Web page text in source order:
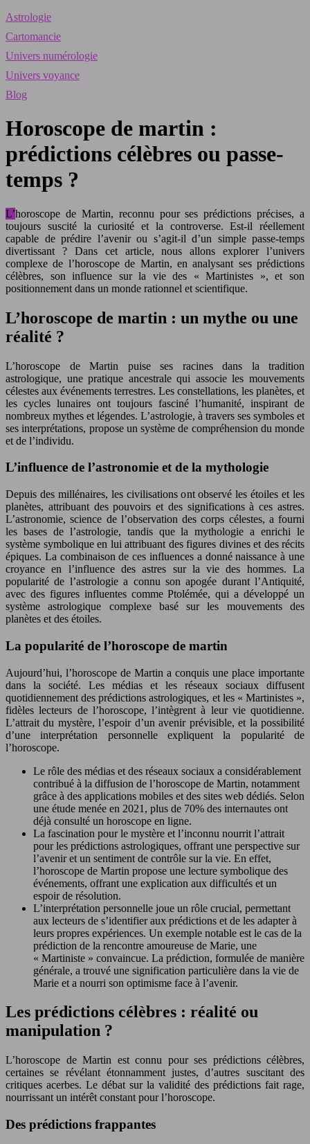
Astrologie
Cartomancie
Univers numérologie
Univers voyance
Blog
Horoscope de martin :
prédictions célèbres ou passe-
temps ?
L’horoscope de Martin, reconnu pour ses prédictions précises, a
toujours suscité la curiosité et la controverse. Est-il réellement
capable de prédire l’avenir ou s’agit-il d’un simple passe-temps
divertissant ? Dans cet article, nous allons explorer l’univers
complexe de l’horoscope de Martin, en analysant ses prédictions
célèbres, son influence sur la vie des « Martinistes », et son
positionnement dans un monde rationnel et scientifique.
L’horoscope de martin : un mythe ou une
réalité ?
L’horoscope de Martin puise ses racines dans la tradition
astrologique, une pratique ancestrale qui associe les mouvements
célestes aux événements terrestres. Les constellations, les planètes, et
les cycles lunaires ont toujours fasciné l’humanité, inspirant de
nombreux mythes et légendes. L’astrologie, à travers ses symboles et
ses interprétations, propose un système de compréhension du monde
et de l’individu.
L’influence de l’astronomie et de la mythologie
Depuis des millénaires, les civilisations ont observé les étoiles et les
planètes, attribuant des pouvoirs et des significations à ces astres.
L’astronomie, science de l’observation des corps célestes, a fourni
les bases de l’astrologie, tandis que la mythologie a enrichi le
système symbolique en lui attribuant des figures divines et des récits
épiques. La combinaison de ces influences a donné naissance à une
croyance en l’influence des astres sur la vie des hommes. La
popularité de l’astrologie a connu son apogée durant l’Antiquité,
avec des figures influentes comme Ptolémée, qui a développé un
système astrologique complexe basé sur les mouvements des
planètes et des étoiles.
La popularité de l’horoscope de martin
Aujourd’hui, l’horoscope de Martin a conquis une place importante
dans la société. Les médias et les réseaux sociaux diffusent
quotidiennement des prédictions astrologiques, et les « Martinistes »,
fidèles lecteurs de l’horoscope, l’intègrent à leur vie quotidienne.
L’attrait du mystère, l’espoir d’un avenir prévisible, et la possibilité
d’une interprétation personnelle expliquent la popularité de
l’horoscope.
Le rôle des médias et des réseaux sociaux a considérablement
contribué à la diffusion de l’horoscope de Martin, notamment
grâce à des applications mobiles et des sites web dédiés. Selon
une étude menée en 2021, plus de 70% des internautes ont
déjà consulté un horoscope en ligne.
La fascination pour le mystère et l’inconnu nourrit l’attrait
pour les prédictions astrologiques, offrant une perspective sur
l’avenir et un sentiment de contrôle sur la vie. En effet,
l’horoscope de Martin propose une lecture symbolique des
événements, offrant une explication aux difficultés et un
espoir de résolution.
L’interprétation personnelle joue un rôle crucial, permettant
aux lecteurs de s’identifier aux prédictions et de les adapter à
leurs propres expériences. Un exemple notable est le cas de la
prédiction de la rencontre amoureuse de Marie, une
« Martiniste » convaincue. La prédiction, formulée de manière
générale, a trouvé une signification particulière dans la vie de
Marie et a nourri son optimisme face à l’avenir.
Les prédictions célèbres : réalité ou
manipulation ?
L’horoscope de Martin est connu pour ses prédictions célèbres,
certaines se révélant étonnamment justes, d’autres suscitant des
critiques acerbes. Le débat sur la validité des prédictions fait rage,
nourrissant un intérêt constant pour l’horoscope.
Des prédictions frappantes